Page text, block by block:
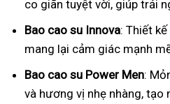
co giãn tuyệt vời, giúp trải
Bao cao su Innova: Thiết
mang lại cảm giác mạnh
Bao cao su Power Men:
và hương vị nhẹ nhàng,